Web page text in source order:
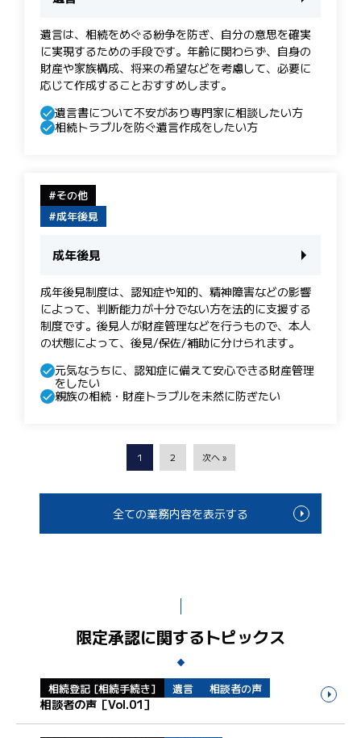
遺言は、相続をめぐる紛争を防ぎ、自分の意思を確実
に実現するための手段です。 年齢に関わらず、自身の
財産や家族構成、将来の希望などを考慮して、必要に
応じて作成することおすすめします。
遺言書について不安があり専門家に相談したい方
相続トラブルを防ぐ遺言作成をしたい方
その他
成年後見
成年後見
成年後見制度は、認知症や知的、精神障害などの影響
によって、判断能力が十分でない方を法的に支援する
制度です。後見人が財産管理などを行うもので、本人
の状態によって、後見/保佐/補助に分けられます。
元気なうちに、認知症に備えて安心できる財産管理
をしたい
親族の相続・財産トラブルを未然に防ぎたい
1 2 次へ »
全ての業務内容を表示する
限定承認に関するトピックス
相続登記 [相続手続き] 遺言 相談者の声
相談者の声［Vol.01］